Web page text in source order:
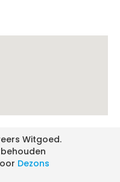
Dezons
Witgoed.